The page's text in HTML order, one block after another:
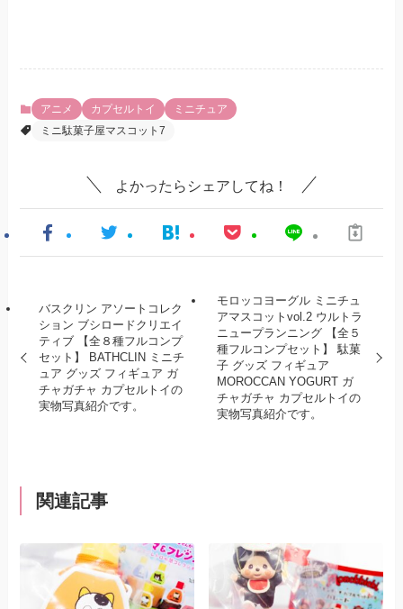
アニメ カプセルトイ
ミニチュア
ミニ駄菓子屋マスコット7
よかったらシェアしてね！
バスクリン アソートコレク
ション ブシロードクリエイ
ティブ 【全８種フルコンプ
セット】 BATHCLIN ミニチ
ュア グッズ フィギュア ガ
チャガチャ カプセルトイの
実物写真紹介です。
モロッコヨーグル ミニチュ
アマスコットvol.2 ウルトラ
ニュープランニング 【全５
種フルコンプセット】 駄菓
子 グッズ フィギュア
MOROCCAN YOGURT ガ
チャガチャ カプセルトイの
実物写真紹介です。
関連記事